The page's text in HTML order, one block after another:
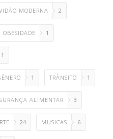
MODERNA 2
OBESIDADE 1
1
1 TRÂNSITO 1
ALIMENTAR 3
24 MUSICAS 6